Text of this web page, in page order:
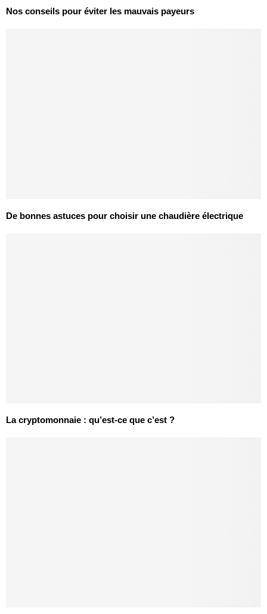
Nos conseils pour éviter les mauvais payeurs
De bonnes astuces pour choisir une chaudière électrique
La cryptomonnaie : qu’est-ce que c’est ?